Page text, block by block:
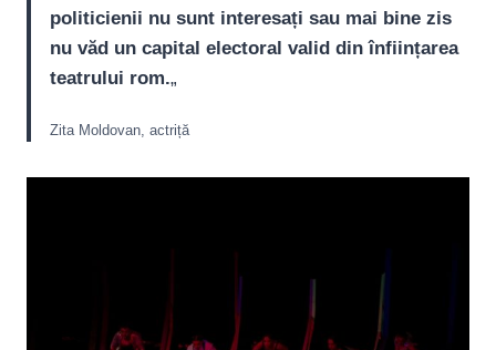
politicienii nu sunt interesați sau mai bine zis
nu văd un capital electoral valid din înființarea
teatrului rom.„
Zita Moldovan, actriță